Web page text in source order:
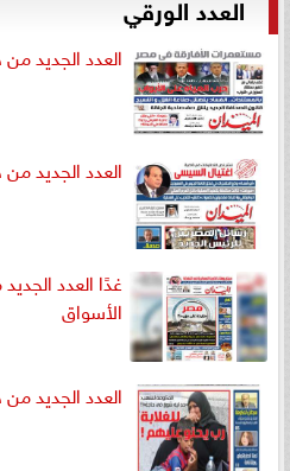
العدد الجديد من
العدد الجديد من
غدًا العدد
الأسواق
العدد الجديد من